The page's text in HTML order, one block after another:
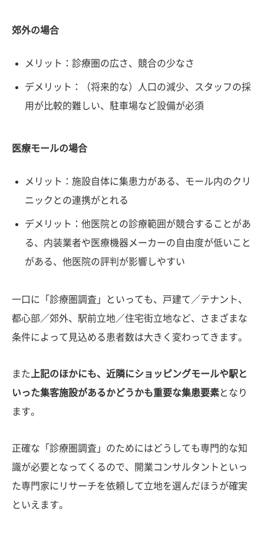
郊外の場合
メリット：診療圏の広さ、競合の少なさ
デメリット：（将来的な）人口の減少、スタッフの採
用が比較的難しい、駐車場など設備が必須
医療モールの場合
メリット：施設自体に集患力がある、モール内のクリ
ニックとの連携がとれる
デメリット：他医院との診療範囲が競合することがあ
る、内装業者や医療機器メーカーの自由度が低いこと
がある、他医院の評判が影響しやすい
一口に「診療圏調査」といっても、戸建て／テナント、
都心部／郊外、駅前立地／住宅街立地など、さまざまな
条件によって見込める患者数は大きく変わってきます。
また 上記のほかにも、近隣にショッピングモールや駅と
いった集客施設があるかどうかも重要な集患要素となり
ます。
正確な「診療圏調査」のためにはどうしても専門的な知
識が必要となってくるので、開業コンサルタントといっ
た専門家にリサーチを依頼して立地を選んだほうが確実
といえます。